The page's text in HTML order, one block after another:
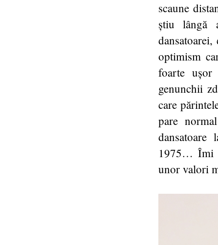
scaune
știu lângă
optimism
foarte ușor
genunchii
care
pare
1975… Îmi
unor valori